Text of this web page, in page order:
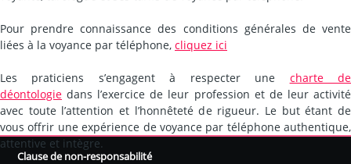
Pour prendre connaissance des conditions générales de vente
liées à la voyance par téléphone, cliquez ici
Les praticiens s’engagent à respecter une charte de
déontologie dans l’exercice de leur profession et de leur activité
avec toute l’attention et l’honnêteté de rigueur. Le but étant de
vous offrir une expérience de voyance par téléphone authentique,
attentive et intègre.
Clause de non-responsabilité